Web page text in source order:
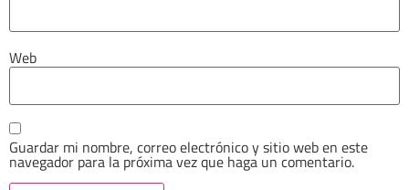
Web
Guardar mi nombre, correo electrónico y sitio web en este
navegador para la próxima vez que haga un comentario.